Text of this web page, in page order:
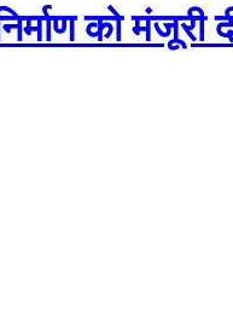
को मंजूरी